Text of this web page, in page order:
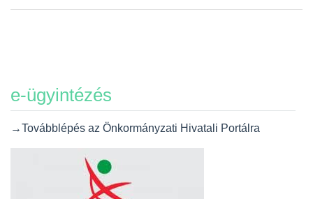
e-ügyintézés
→Továbblépés az Önkormányzati Hivatali Portálra